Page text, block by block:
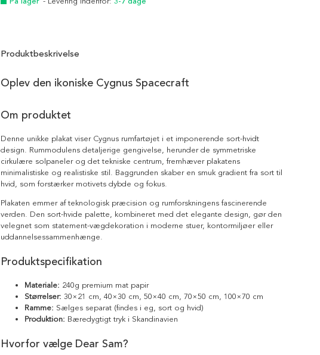
Produktbeskrivelse
Oplev den ikoniske Cygnus Spacecraft
Om produktet
Denne unikke plakat viser Cygnus rumfartøjet i et imponerende sort-hvidt
design. Rummodulens detaljerige gengivelse, herunder de symmetriske
cirkulære solpaneler og det tekniske centrum, fremhæver plakatens
minimalistiske og realistiske stil. Baggrunden skaber en smuk gradient fra sort til
hvid, som forstærker motivets dybde og fokus.
Plakaten emmer af teknologisk præcision og rumforskningens fascinerende
verden. Den sort-hvide palette, kombineret med det elegante design, gør den
velegnet som statement-vægdekoration i moderne stuer, kontormiljøer eller
uddannelsessammenhænge.
Produktspecifikation
Materiale: 240g premium mat papir
Størrelser: 30×21 cm, 40×30 cm, 50×40 cm, 70×50 cm, 100×70 cm
Ramme: Sælges separat (findes i eg, sort og hvid)
Produktion: Bæredygtigt tryk i Skandinavien
Hvorfor vælge Dear Sam?